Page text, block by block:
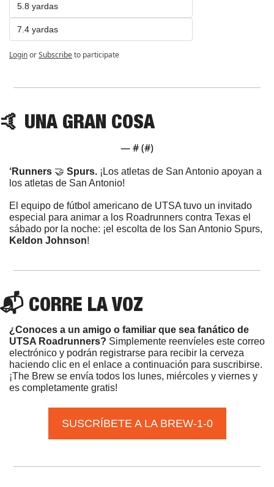
5.8 yardas
7.4 yardas
LoginorSubscribeto participate
🤙 UNA GRAN COSA
— # (#)
‘Runners 🤝 Spurs. ¡Los atletas de San Antonio apoyan a
los atletas de San Antonio!
El equipo de fútbol americano de UTSA tuvo un invitado
especial para animar a los Roadrunners contra Texas el
Keldon Johnson!
📬 CORRE LA VOZ
¿Conoces a un amigo o familiar que sea fanático de
UTSA Roadrunners? Simplemente reenvíeles este correo
electrónico y podrán registrarse para recibir la cerveza
haciendo clic en el enlace a continuación para suscribirse.
¡The Brew se envía todos los lunes, miércoles y viernes y
es completamente gratis!
SUSCRÍBETE A LA BREW-1-0